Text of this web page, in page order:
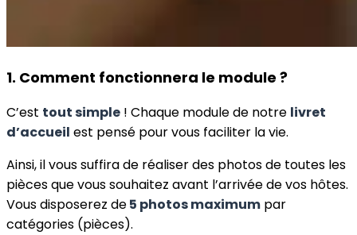
1. Comment fonctionnera le module ?
C’est tout simple ! Chaque module de notre livret
d’accueil est pensé pour vous faciliter la vie.
Ainsi, il vous suffira de réaliser des photos de toutes les
pièces que vous souhaitez avant l’arrivée de vos hôtes.
Vous disposerez de5 photos maximum par
catégories (pièces).